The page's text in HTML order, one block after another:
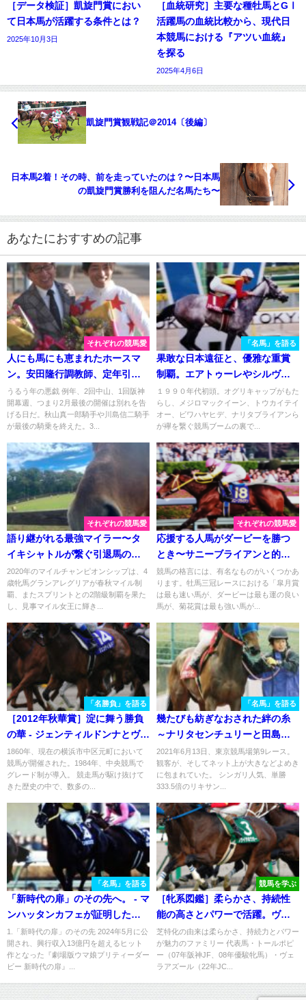
［データ検証］凱旋門賞におい
て日本馬が活躍する条件とは？
2025年10月3日
［血統研究］主要な種牡馬とGⅠ
活躍馬の血統比較から、現代日
本競馬における『アツい血統』
を探る
2025年4月6日
凱旋門賞観戦記＠2014〔後編〕
日本馬2着！その時、前を走っていたのは？〜日本馬
の凱旋門賞勝利を阻んだ名馬たち〜
あなたにおすすめの記事
それぞれの競馬愛
人にも馬にも恵まれたホースマ
ン。安田隆行調教師、定年引退
に際して
うるう年の悪戯 例年、2回中山、1回阪神
開幕週、つまり2月最後の開催は別れを告
げる日だ。秋山真一郎騎手や川島信二騎手
が最後の騎乗を終えた。3...
「名馬」を語る
果敢な日本遠征と、優雅な重賞
制覇。エアトゥーレやシルヴァ
ーソニックらを輩出した牝系の
祖となった外国馬、スキーパラ
ダイス。
１９９０年代初頭。オグリキャップがもた
らし、メジロマックイーン、トウカイテイ
オー、ビワハヤヒデ、ナリタブライアンら
が襷を繋ぐ競馬ブームの裏で...
それぞれの競馬愛
語り継がれる最強マイラー〜タ
イキシャトルが繋ぐ引退馬の支
援〜
2020年のマイルチャンピオンシップは、4
歳牝馬グランアレグリアが春秋マイル制
覇、またスプリントとの2階級制覇を果た
し、見事マイル女王に輝き...
それぞれの競馬愛
応援する人馬がダービーを勝つ
とき〜サニーブライアンと的中
馬券〜
競馬の格言には、有名なものがいくつかあ
ります。牡馬三冠レースにおける「皐月賞
は最も速い馬が、ダービーは最も運の良い
馬が、菊花賞は最も強い馬が...
「名勝負」を語る
［2012年秋華賞］淀に舞う勝負
の華 - ジェンティルドンナとヴィ
ルシーナ
1860年、現在の横浜市中区元町において
競馬が開催された。1984年、中央競馬で
グレード制が導入。 競走馬が駆け抜けて
きた歴史の中で、数多の...
「名馬」を語る
幾たびも紡ぎなおされた絆の糸
～ナリタセンチュリーと田島裕
和騎手〜
2021年6月13日、東京競馬場第9レース。
観客が、そしてネット上が大きなどよめき
に包まれていた。 シンガリ人気、単勝
333.5倍のリキサン...
「名馬」を語る
「新時代の扉」のその先へ。 - マ
ンハッタンカフェが証明した世
代交代
1.「新時代の扉」のその先 2024年5月に公
開され、興行収入13億円を超えるヒット
作となった『劇場版ウマ娘プリティーダー
ビー 新時代の扉』...
競馬を学ぶ
［牝系図鑑］柔らかさ、持続性
能の高さとパワーで活躍。ヴェ
ラアズールやアヴェンチュラを
輩出したムーンインディゴ牝
系。
芝特化の由来は柔らかさ、持続力とパワー
が魅力のファミリー 代表馬・トールポピ
ー（07年阪神JF、08年優駿牝馬）・ヴェ
ラアズール（22年JC...